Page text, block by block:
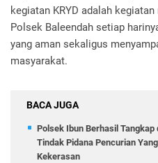
kegiatan KRYD adalah
Polsek Baleendah setiap
yang aman sekaligus
masyarakat.
BACA JUGA
Polsek Ibun Berhasil Tangkap
Tindak Pidana Pencurian
Kekerasan